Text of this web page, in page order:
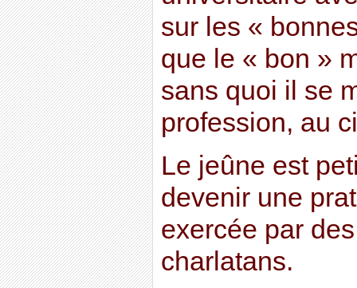
sur les «
que le « bon »
sans quoi il se
profession, au
Le jeûne est
devenir une
exercée par
charlatans.